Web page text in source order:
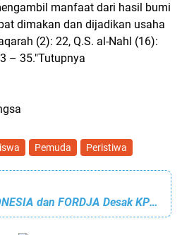
manfaat dari hasil bumi
dimakan dan dijadikan usaha
(2): 22, Q.S. al-Nahl (16):
– 35."Tutupnya
Pemuda Peristiwa
Aksi Jilid 4, JAM INDONESIA dan FORDJA Desak KPK Segera Panggil dan Periksa Anggota BPK 'HS'